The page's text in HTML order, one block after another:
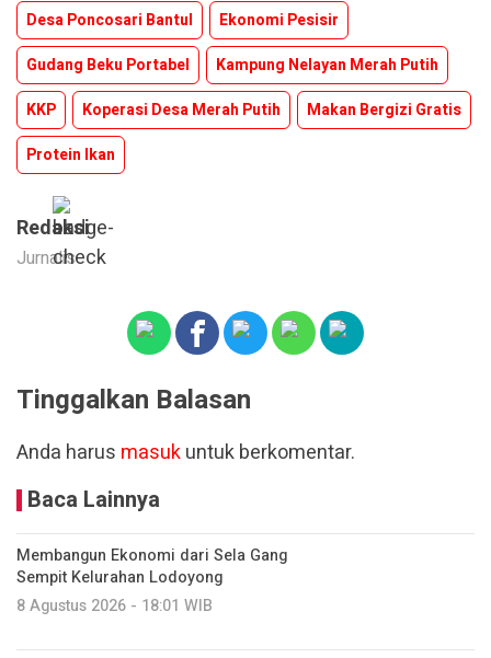
Desa Poncosari Bantul
Ekonomi Pesisir
Gudang Beku Portabel
Kampung Nelayan Merah Putih
KKP
Koperasi Desa Merah Putih
Makan Bergizi Gratis
Protein Ikan
Redaksi
Jurnalis
Tinggalkan Balasan
Anda harus masukuntuk berkomentar.
Baca Lainnya
Membangun Ekonomi dari Sela Gang
Sempit Kelurahan Lodoyong
8 Agustus 2026 - 18:01 WIB